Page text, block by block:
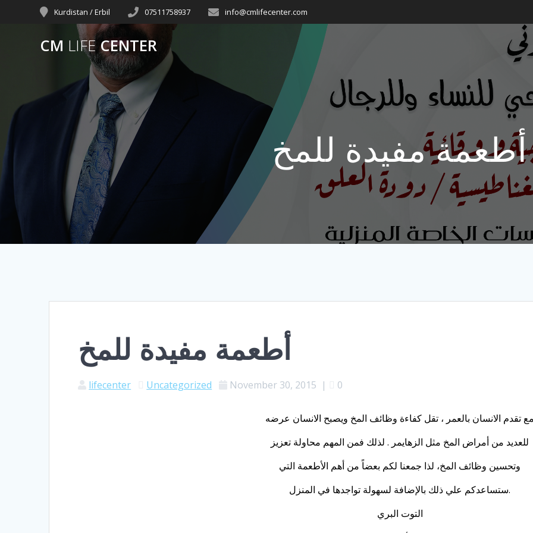
Kurdistan / Erbil 07511758937 info@cmlifecenter.com
CM LIFECENTER
أطعمة مفيدة للمخ
أطعمة مفيدة للمخ
lifecenter Uncategorized November 30, 2015 | 0
تقدم الانسان بالعمر ، تقل كفاءة وظائف المخ ويصبح الانسان عرضه
للعديد من أمراض المخ مثل الزهايمر . لذلك فمن المهم محاولة تعزيز
وتحسين وظائف المخ، لذا جمعنا لكم بعضاً من أهم الأطعمة التي
ستساعدكم علي ذلك بالإضافة لسهولة تواجدها في المنزل.
التوت البري